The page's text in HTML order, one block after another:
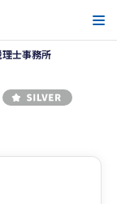
士事務所